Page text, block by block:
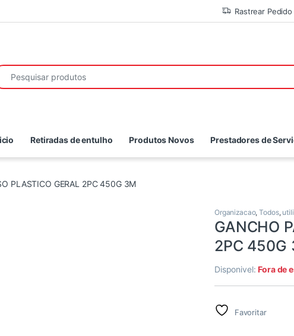
Rastrear Pedido
for:
Retiradas de entulho Produtos Novos Prestadores de
PLASTICO GERAL 2PC 450G 3M
Organizacao,Todos,
GANCHO
2PC 450G
Disponivel:Fora de
Favoritar